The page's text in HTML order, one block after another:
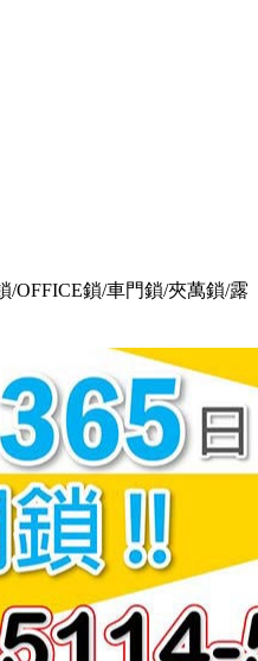
/OFFICE鎖/車門鎖/夾萬鎖/露